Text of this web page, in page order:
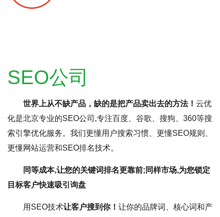
SEO公司
世界上从不缺产品，缺的是把产品卖出去的方法！ 云优
化是北京专业的SEO公司,专注百度、谷歌、搜狗、360等搜
索引擎优化服务。我们更懂用户搜索习惯、更懂SEO规则、
更懂网站运营和SEO排名技术。
同等成本,让您的关键词排名更靠前;同样市场,为您锁定
目标客户快速吸引询盘
用SEO技术让客户搜到你！ 让你的品牌词、核心词和产